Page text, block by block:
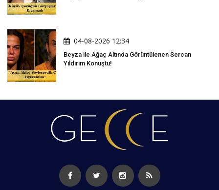
04-08-2026 12:34
Beyza ile Ağaç Altında Görüntülenen Sercan
Yıldırım Konuştu!